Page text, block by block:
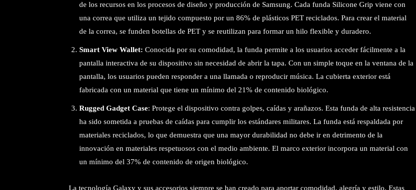
de los recursos en los procesos de diseño y producción de Samsung. Cada funda Silicone Grip viene con
una correa que utiliza un tejido compuesto por un 86% de plásticos PET reciclados. Para crear el material
de la correa, se funden botellas de PET y se reutilizan para formar un hilo flexible y duradero.
Smart View Wallet: Conocida por su comodidad, la funda permite a los usuarios acceder fácilmente a la
pantalla interactiva de su dispositivo sin necesidad de abrir la tapa. Con un simple toque en la ventana de la
pantalla, los usuarios pueden responder a una llamada o reproducir música. La cubierta exterior está
fabricada con un material que tiene un mínimo del 21% de contenido biológico.
Rugged Gadget Case: Protege el dispositivo contra golpes, caídas y arañazos. Esta funda de alta resistencia
ha sido sometida a pruebas de caídas para cumplir los estándares militares. La funda está respaldada por
materiales reciclados, lo que demuestra que una mayor durabilidad no debe ir en detrimento de la
innovación en materiales respetuosos con el medio ambiente. El marco exterior incorpora un material con
un mínimo del 37% de contenido de origen biológico.
La tecnología Galaxy y sus accesorios siempre se han creado para aportar comodidad, alegría y estilo. Estas